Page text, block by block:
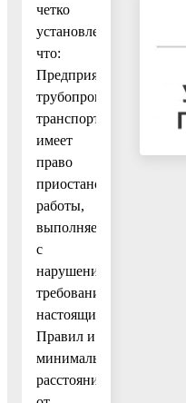
четко
установлено,
что:
Предприятие
трубопроводного
транспорта
имеет
право
приостановить
работы,
выполняемые
с
нарушениями
требований
настоящих
Правил и
минимальных
расстояний